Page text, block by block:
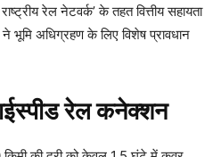
रेल नेटवर्क’ के तहत वित्तीय सहायता
भूमि अधिग्रहण के लिए विशेष प्रावधान
रेल कनेक्शन